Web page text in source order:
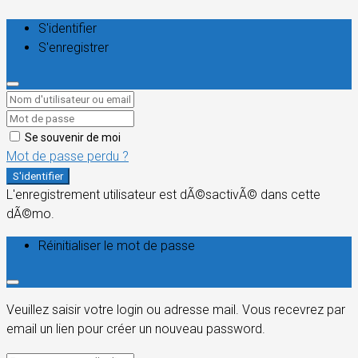
S'identifier
S'enregistrer
Se souvenir de moi
Mot de passe perdu ?
S'identifier
L'enregistrement utilisateur est dÃ©sactivÃ© dans cette
dÃ©mo.
Réinitialiser le mot de passe
Veuillez saisir votre login ou adresse mail. Vous recevrez par
email un lien pour créer un nouveau password.